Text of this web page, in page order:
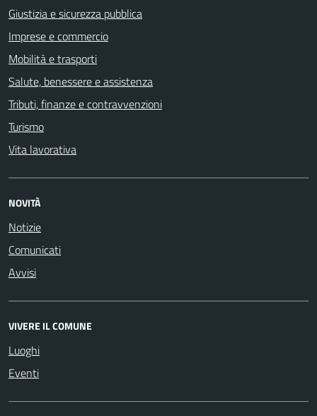
Giustizia e sicurezza pubblica
Imprese e commercio
Mobilità e trasporti
Salute, benessere e assistenza
Tributi, finanze e contravvenzioni
Turismo
Vita lavorativa
NOVITÀ
Notizie
Comunicati
Avvisi
VIVERE IL COMUNE
Luoghi
Eventi